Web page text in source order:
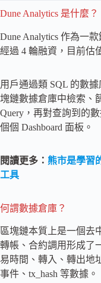
Dune Analytics 是什麼？
Dune Analytics 作為一
經過 4 輪融資，目前估
用戶通過類 SQL 的數
塊鏈數據倉庫中檢索、
Query，再對查詢到的
個個 Dashboard 面板。
閱讀更多： 熊市是學習
工具
何謂數據倉庫？
區塊鏈本質上是一個去
轉帳、合約調用形成了
易時間、轉入、轉出地
事件、tx_hash 等數據。